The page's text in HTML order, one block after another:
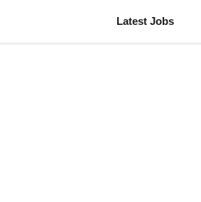
Latest Jobs